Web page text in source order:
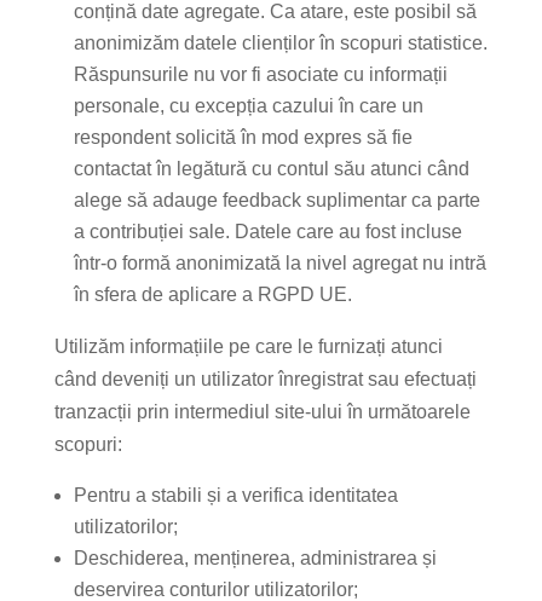
conțină date agregate. Ca atare, este posibil să
anonimizăm datele clienților în scopuri statistice.
Răspunsurile nu vor fi asociate cu informații
personale, cu excepția cazului în care un
respondent solicită în mod expres să fie
contactat în legătură cu contul său atunci când
alege să adauge feedback suplimentar ca parte
a contribuției sale. Datele care au fost incluse
într-o formă anonimizată la nivel agregat nu intră
în sfera de aplicare a RGPD UE.
Utilizăm informațiile pe care le furnizați atunci
când deveniți un utilizator înregistrat sau efectuați
tranzacții prin intermediul site-ului în următoarele
scopuri:
Pentru a stabili și a verifica identitatea
utilizatorilor;
Deschiderea, menținerea, administrarea și
deservirea conturilor utilizatorilor;